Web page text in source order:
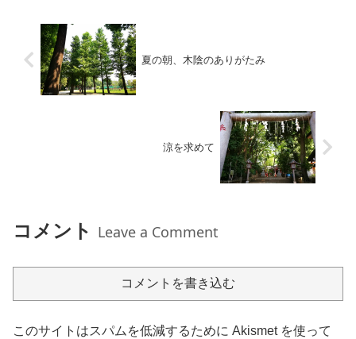
夏の朝、木陰のありがたみ
涼を求めて
コメント Leave a Comment
コメントを書き込む
このサイトはスパムを低減するために Akismet を使って